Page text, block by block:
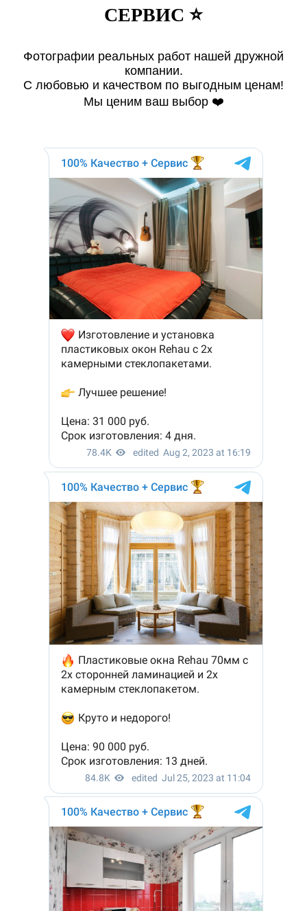
СЕРВИС ⭐️
Фотографии реальных работ нашей дружной
компании.
С любовью и качеством по выгодным ценам!
Мы ценим ваш выбор ❤️